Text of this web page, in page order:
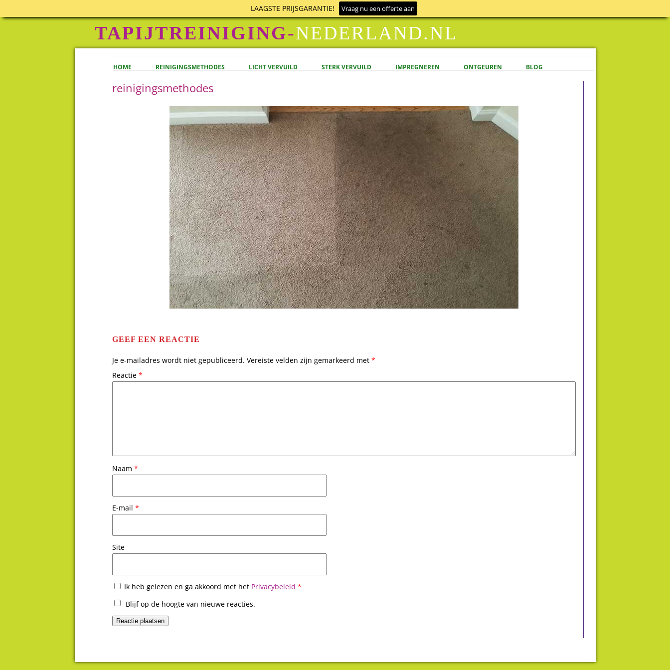
LAAGSTE PRIJSGARANTIE! Vraag nu een offerte aan
TAPIJTREINIGING-NEDERLAND.NL
HOME REINIGINGSMETHODES LICHT VERVUILD STERK VERVUILD IMPREGNEREN ONTGEUREN BLOG
reinigingsmethodes
GEEF EEN REACTIE
Je e-mailadres wordt niet gepubliceerd. Vereiste velden zijn gemarkeerd met *
Reactie *
Naam *
E-mail *
Site
Ik heb gelezen en ga akkoord met het Privacybeleid *
Blijf op de hoogte van nieuwe reacties.